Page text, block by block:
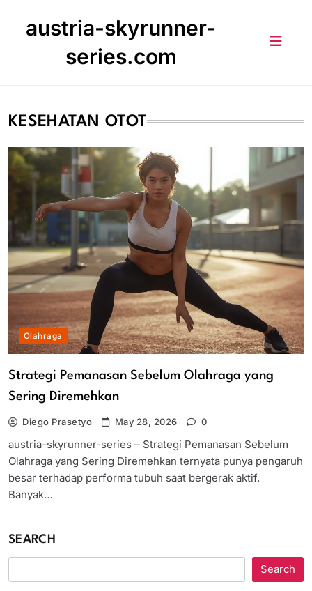
austria-skyrunner-
series.com
KESEHATAN OTOT
Olahraga
Strategi Pemanasan Sebelum Olahraga yang
Sering Diremehkan
Diego Prasetyo May 28, 2026 0
austria-skyrunner-series – Strategi Pemanasan Sebelum
Olahraga yang Sering Diremehkan ternyata punya pengaruh
besar terhadap performa tubuh saat bergerak aktif.
Banyak…
SEARCH
Search